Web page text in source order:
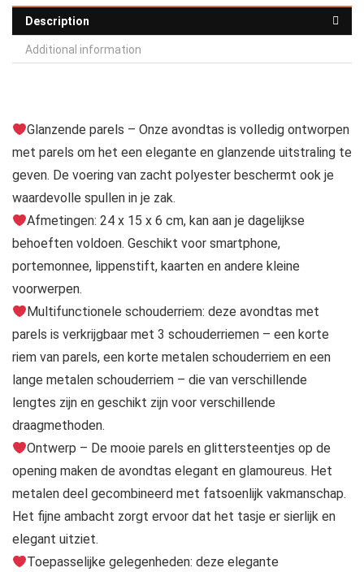
Description
Additional information
Glanzende parels – Onze avondtas is volledig ontworpen
met parels om het een elegante en glanzende uitstraling te
geven. De voering van zacht polyester beschermt ook je
waardevolle spullen in je zak.
Afmetingen: 24 x 15 x 6 cm, kan aan je dagelijkse
behoeften voldoen. Geschikt voor smartphone,
portemonnee, lippenstift, kaarten en andere kleine
voorwerpen.
Multifunctionele schouderriem: deze avondtas met
parels is verkrijgbaar met 3 schouderriemen – een korte
riem van parels, een korte metalen schouderriem en een
lange metalen schouderriem – die van verschillende
lengtes zijn en geschikt zijn voor verschillende
draagmethoden.
Ontwerp – De mooie parels en glittersteentjes op de
opening maken de avondtas elegant en glamoureus. Het
metalen deel gecombineerd met fatsoenlijk vakmanschap.
Het fijne ambacht zorgt ervoor dat het tasje er sierlijk en
elegant uitziet.
Toepasselijke gelegenheden: deze elegante